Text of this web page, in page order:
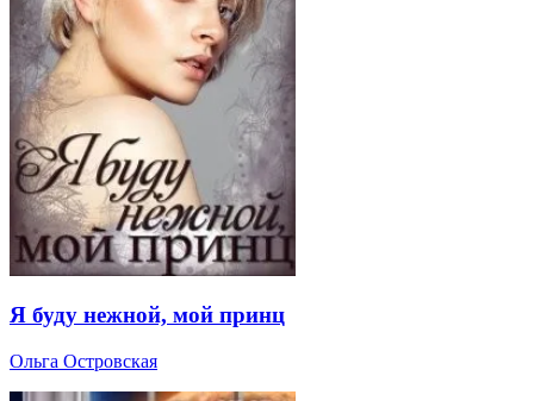
Я буду нежной, мой принц
Ольга Островская